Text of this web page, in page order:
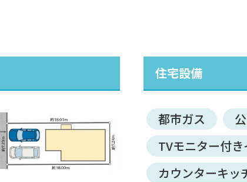
住宅設備
都市ガス
TVモニター付
カウンターキッ